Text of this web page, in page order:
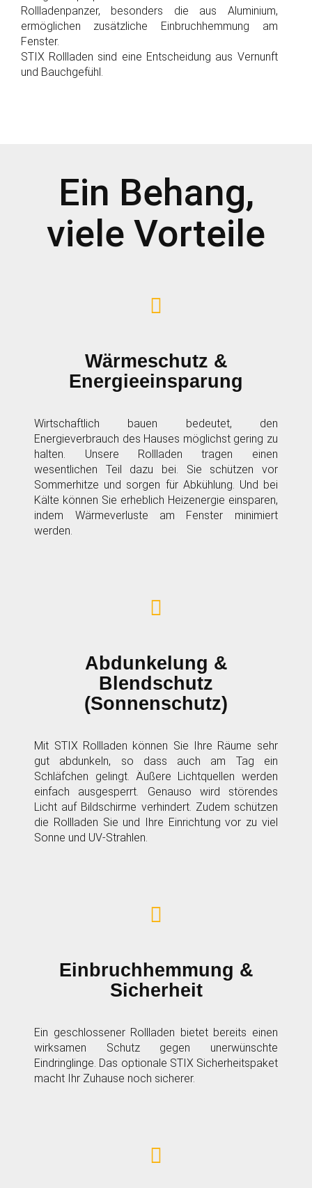
Rollladenpanzer, besonders die aus Aluminium,
ermöglichen zusätzliche Einbruchhemmung am
Fenster.
STIX Rollladen sind eine Entscheidung aus Vernunft
und Bauchgefühl.
Ein Behang,
viele Vorteile
Wärmeschutz &
Energieeinsparung
Wirtschaftlich bauen bedeutet, den
Energieverbrauch des Hauses möglichst gering zu
halten. Unsere Rollladen tragen einen
wesentlichen Teil dazu bei. Sie schützen vor
Sommerhitze und sorgen für Abkühlung. Und bei
Kälte können Sie erheblich Heizenergie einsparen,
indem Wärmeverluste am Fenster minimiert
werden.
Abdunkelung &
Blendschutz
(Sonnenschutz)
Mit STIX Rollladen können Sie Ihre Räume sehr
gut abdunkeln, so dass auch am Tag ein
Schläfchen gelingt. Äußere Lichtquellen werden
einfach ausgesperrt. Genauso wird störendes
Licht auf Bildschirme verhindert. Zudem schützen
die Rollladen Sie und Ihre Einrichtung vor zu viel
Sonne und UV-Strahlen.
Einbruchhemmung &
Sicherheit
Ein geschlossener Rollladen bietet bereits einen
wirksamen Schutz gegen unerwünschte
Eindringlinge. Das optionale STIX Sicherheitspaket
macht Ihr Zuhause noch sicherer.